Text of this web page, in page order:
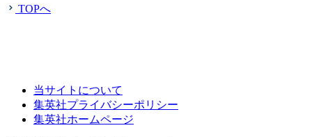
TOPへ
当サイトについて
集英社プライバシーポリシー
集英社ホームページ